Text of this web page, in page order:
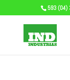
593 (04)